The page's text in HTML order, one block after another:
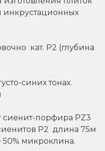
кат. Р2 (глубина
синих тонах.
порфира PZ3
Р2 длина 75м
микроклина.